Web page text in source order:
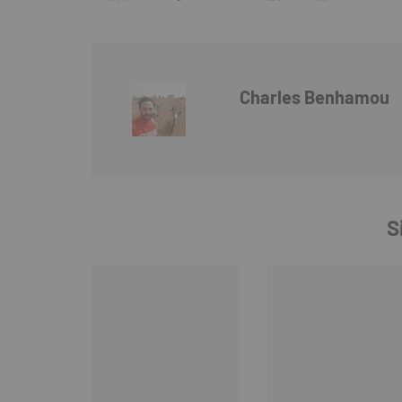
Charles Benhamou